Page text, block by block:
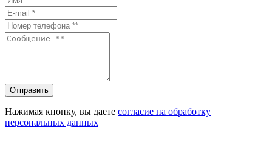
Отправить
Нажимая кнопку, вы даете согласие на обработку
персональных данных